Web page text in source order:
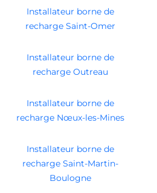
Installateur borne de
recharge Saint-Omer
Installateur borne de
recharge Outreau
Installateur borne de
recharge Nœux-les-Mines
Installateur borne de
recharge Saint-Martin-
Boulogne